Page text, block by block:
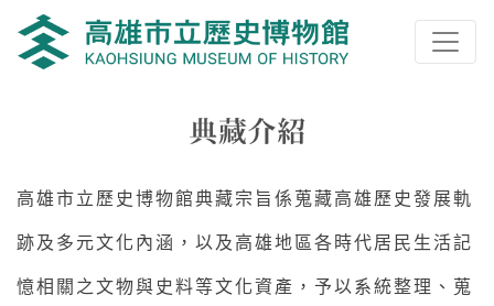
跳到主要內容
高雄市立歷史博物館
網頁導覽
:::
高雄市立歷史博物館典藏宗旨係蒐藏高雄歷史發展軌
跡及多元文化內涵，以及高雄地區各時代居民生活記
憶相關之文物與史料等文化資產，予以系統整理、蒐